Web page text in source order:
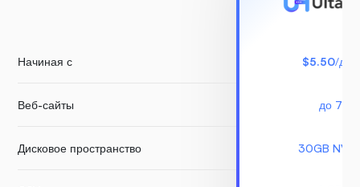
Начиная с
Веб-сайты
Дисковое пространство
$5.50/для
до 7
30GB